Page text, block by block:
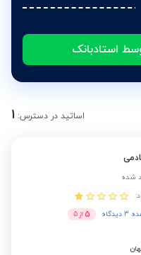
استادبانک
اساتید در دسترس: 1
شده
5 از 5